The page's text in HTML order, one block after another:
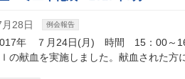
28日 例会報告
年 ７月24日(月) 時間 15：00～
の献血を実施しました。献血された